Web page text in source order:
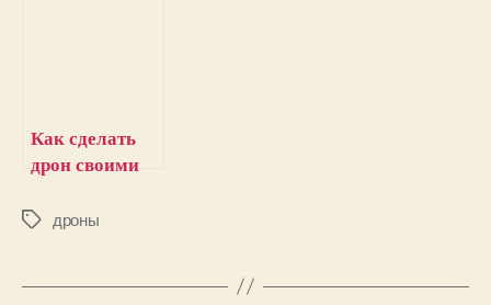
Как сделать
дрон своими
детальный
М
к
дроны